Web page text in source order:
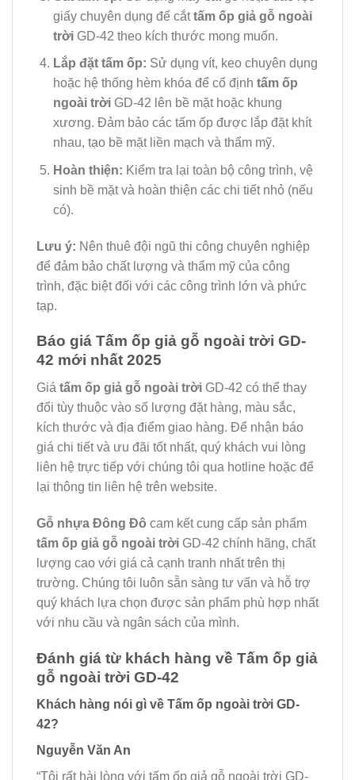
giấy chuyên dụng để cắttấm ốp giả gỗ ngoài
trờiGD-42 theo kích thước mong muốn.
Lắp đặt tấm ốp: Sử dụng vít, keo chuyên dụng
hoặc hệ thống hèm khóa để cố định tấm ốp
ngoài trờiGD-42 lên bề mặt hoặc khung
xương. Đảm bảo các tấm ốp được lắp đặt khít
nhau, tạo bề mặt liền mạch và thẩm mỹ.
Hoàn thiện: Kiểm tra lại toàn bộ công trình, vệ
sinh bề mặt và hoàn thiện các chi tiết nhỏ (nếu
có).
Lưu ý: Nên thuê đội ngũ thi công chuyên nghiệp
để đảm bảo chất lượng và thẩm mỹ của công
trình, đặc biệt đối với các công trình lớn và phức
tạp.
Báo giá Tấm ốp giả gỗ ngoài trời GD-
42 mới nhất 2025
Giá tấm ốp giả gỗ ngoài trời GD-42 có thể thay
đổi tùy thuộc vào số lượng đặt hàng, màu sắc,
kích thước và địa điểm giao hàng. Để nhận báo
giá chi tiết và ưu đãi tốt nhất, quý khách vui lòng
liên hệ trực tiếp với chúng tôi qua hotline hoặc để
lại thông tin liên hệ trên website.
Gỗ nhựa Đông Đô cam kết cung cấp sản phẩm
tấm ốp giả gỗ ngoài trời GD-42 chính hãng, chất
lượng cao với giá cả cạnh tranh nhất trên thị
trường. Chúng tôi luôn sẵn sàng tư vấn và hỗ trợ
quý khách lựa chọn được sản phẩm phù hợp nhất
với nhu cầu và ngân sách của mình.
Đánh giá từ khách hàng về Tấm ốp giả
gỗ ngoài trời GD-42
Khách hàng nói gì về Tấm ốp ngoài trời GD-
42?
Nguyễn Văn An
“Tôi rất hài lòng với tấm ốp giả gỗ ngoài trời GD-